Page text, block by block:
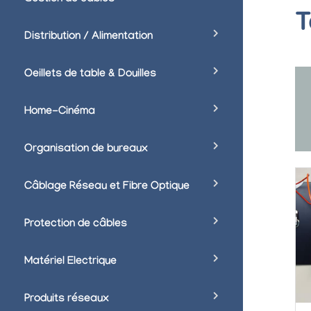
Distribution / Alimentation
Oeillets de table & Douilles
Home-Cinéma
Organisation de bureaux
Câblage Réseau et Fibre Optique
Protection de câbles
Matériel Electrique
Produits réseaux